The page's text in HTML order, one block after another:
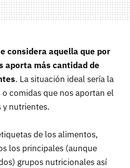
considera aquella que por
aporta más cantidad de
. La situación ideal sería la
comidas que nos aportan el
y nutrientes.
de los alimentos,
los principales (aunque
grupos nutricionales así